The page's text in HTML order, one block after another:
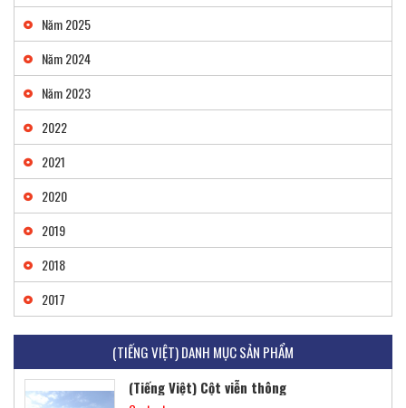
Năm 2025
Năm 2024
Năm 2023
2022
2021
2020
2019
2018
2017
(TIẾNG VIỆT) DANH MỤC SẢN PHẨM
Pre-engineered steel frame
(Tiếng Việt) Cột viễn thông